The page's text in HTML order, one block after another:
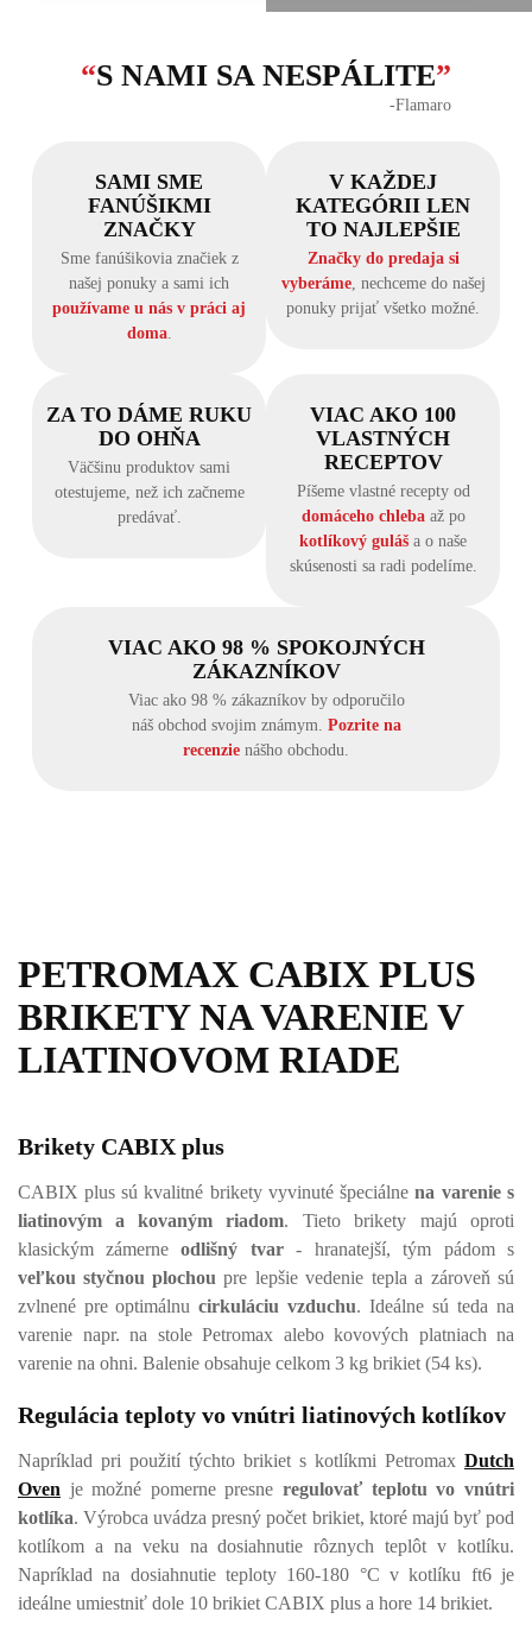
“S NAMI SA NESPÁLITE”
‐Flamaro
SAMI SME
FANÚŠIKMI
ZNAČKY
Sme fanúšikovia značiek z
našej ponuky a sami ich
používame u nás v práci aj
doma.
V KAŽDEJ
KATEGÓRII LEN
TO NAJLEPŠIE
Značky do predaja si
vyberáme, nechceme do našej
ponuky prijať všetko možné.
ZA TO DÁME RUKU
DO OHŇA
Väčšinu produktov sami
otestujeme, než ich začneme
predávať.
VIAC AKO 100
VLASTNÝCH
RECEPTOV
Píšeme vlastné recepty od
domáceho chlebaaž po
kotlíkový guláš a o naše
skúsenosti sa radi podelíme.
VIAC AKO 98 % SPOKOJNÝCH
ZÁKAZNÍKOV
Viac ako 98 % zákazníkov by odporučilo
náš obchod svojim známym. Pozrite na
recenzie nášho obchodu.
PETROMAX CABIX PLUS
BRIKETY NA VARENIE V
LIATINOVOM RIADE
Brikety CABIX plus
CABIX plus sú kvalitné brikety vyvinuté špeciálne na varenie s
liatinovým a kovaným riadom. Tieto brikety majú oproti
klasickým zámerne odlišný tvar - hranatejší, tým pádom s
veľkou styčnou plochou pre lepšie vedenie tepla a zároveň sú
zvlnené pre optimálnu cirkuláciu vzduchu. Ideálne sú teda na
varenie napr. na stole Petromax alebo kovových platniach na
varenie na ohni. Balenie obsahuje celkom 3 kg brikiet (54 ks).
Regulácia teploty vo vnútri liatinových kotlíkov
Napríklad pri použití týchto brikiet s kotlíkmi Petromax Dutch
Oven je možné pomerne presne regulovať teplotu vo vnútri
kotlíka. Výrobca uvádza presný počet brikiet, ktoré majú byť pod
kotlíkom a na veku na dosiahnutie rôznych teplôt v kotlíku.
Napríklad na dosiahnutie teploty 160-180 °C v kotlíku ft6 je
ideálne umiestniť dole 10 brikiet CABIX plus a hore 14 brikiet.